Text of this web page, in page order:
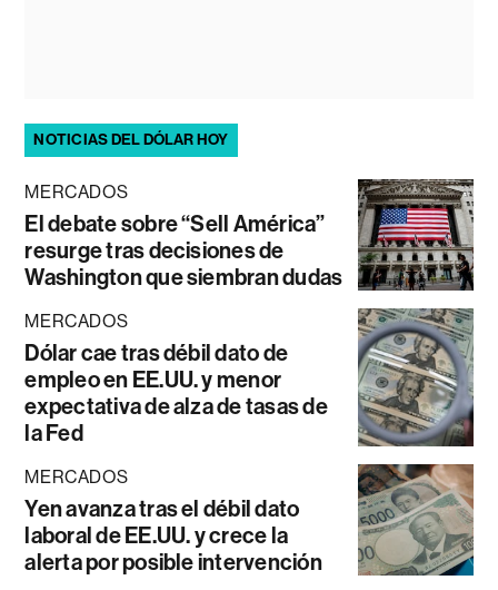
NOTICIAS DEL DÓLAR HOY
MERCADOS
El debate sobre “Sell América”
resurge tras decisiones de
Washington que siembran dudas
MERCADOS
Dólar cae tras débil dato de
empleo en EE.UU. y menor
expectativa de alza de tasas de
la Fed
MERCADOS
Yen avanza tras el débil dato
laboral de EE.UU. y crece la
alerta por posible intervención